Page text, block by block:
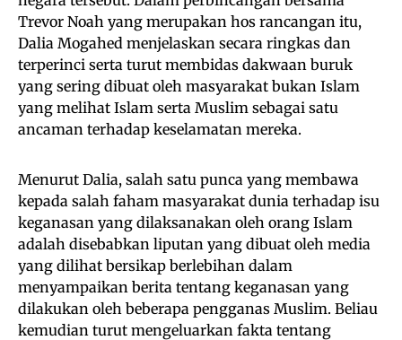
Trevor Noah yang merupakan hos rancangan itu,
Dalia Mogahed menjelaskan secara ringkas dan
terperinci serta turut membidas dakwaan buruk
yang sering dibuat oleh masyarakat bukan Islam
yang melihat Islam serta Muslim sebagai satu
ancaman terhadap keselamatan mereka.
Menurut Dalia, salah satu punca yang membawa
kepada salah faham masyarakat dunia terhadap isu
keganasan yang dilaksanakan oleh orang Islam
adalah disebabkan liputan yang dibuat oleh media
yang dilihat bersikap berlebihan dalam
menyampaikan berita tentang keganasan yang
dilakukan oleh beberapa pengganas Muslim. Beliau
kemudian turut mengeluarkan fakta tentang